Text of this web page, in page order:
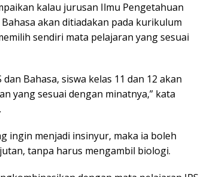
kalau jurusan Ilmu Pengetahuan
akan ditiadakan pada kurikulum
sendiri mata pelajaran yang sesuai
Bahasa, siswa kelas 11 dan 12 akan
yang sesuai dengan minatnya,” kata
ingin menjadi insinyur, maka ia boleh
tanpa harus mengambil biologi.